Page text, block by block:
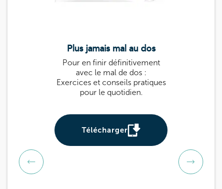
Plus jamais mal au dos
Pour en finir définitivement
avec le mal de dos :
Exercices et conseils pratiques
pour le quotidien.
Télécharger